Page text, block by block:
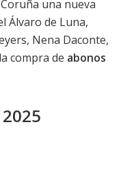
una nueva
Álvaro de Luna,
Nena Daconte,
compra de abonos